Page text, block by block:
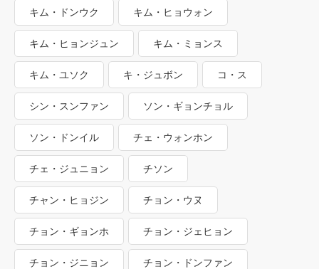
キム・ドンウク キム・ヒョウォン
キム・ヒョンジュン キム・ミョンス
キム・ユソク キ・ジュボン コ・ス
シン・スンファン ソン・ギョンチョル
ソン・ドンイル チェ・ウォンホン
チェ・ジュニョン チソン
チャン・ヒョジン チョン・ウヌ
チョン・ギョンホ チョン・ジェヒョン
チョン・ジニョン チョン・ドンファン